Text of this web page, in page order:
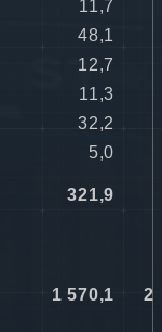
11,7
48,1
12,7
11,3
32,2
5,0
321,9
1 570,1